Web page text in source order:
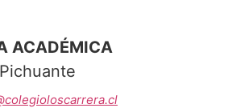
ACADÉMICA